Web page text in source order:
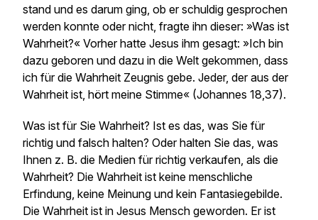
stand und es darum ging, ob er schuldig gesprochen
werden konnte oder nicht, fragte ihn dieser: »Was ist
Wahrheit?« Vorher hatte Jesus ihm gesagt: »Ich bin
dazu geboren und dazu in die Welt gekommen, dass
ich für die Wahrheit Zeugnis gebe. Jeder, der aus der
Wahrheit ist, hört meine Stimme« (Johannes 18,37).
Was ist für Sie Wahrheit? Ist es das, was Sie für
richtig und falsch halten? Oder halten Sie das, was
Ihnen z. B. die Medien für richtig verkaufen, als die
Wahrheit? Die Wahrheit ist keine menschliche
Erfindung, keine Meinung und kein Fantasiegebilde.
Die Wahrheit ist in Jesus Mensch geworden. Er ist